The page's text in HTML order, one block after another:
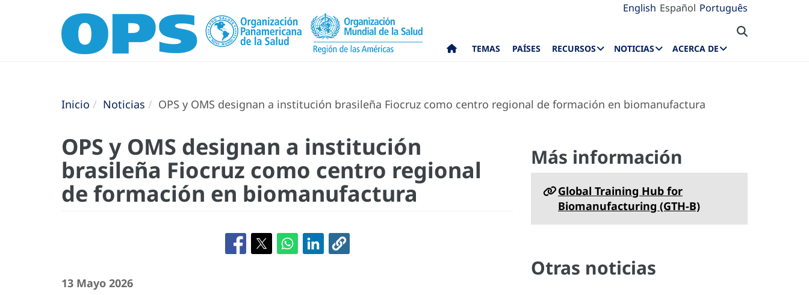
English Español Português
TEMAS PAÍSES RECURSOS NOTICIAS ACERCA DE
Inicio Noticias OPS y OMS designan a institución brasileña Fiocruz como centro regional de formación en biomanufactura
OPS y OMS designan a institución
brasileña Fiocruz como centro regional
de formación en biomanufactura
13 Mayo 2026
Más información
Global Training Hub for
Biomanufacturing (GTH-B)
Otras noticias